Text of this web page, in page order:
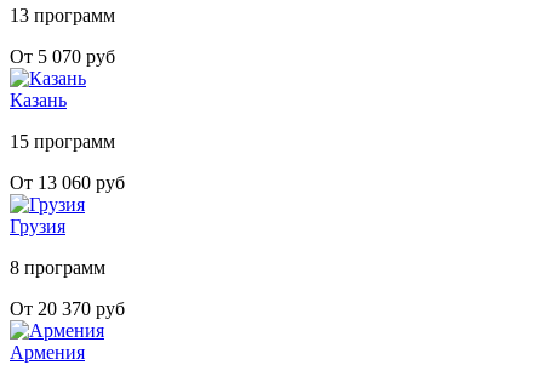
13 программ
От 5 070 руб
Казань
15 программ
От 13 060 руб
Грузия
8 программ
От 20 370 руб
Армения